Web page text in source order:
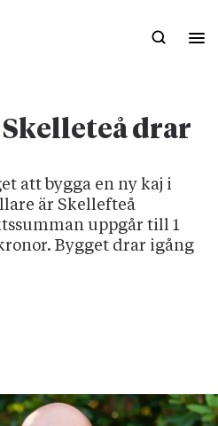
Skelleteå drar
att bygga en ny kaj i
är Skellefteå
uppgår till 1
Bygget drar igång